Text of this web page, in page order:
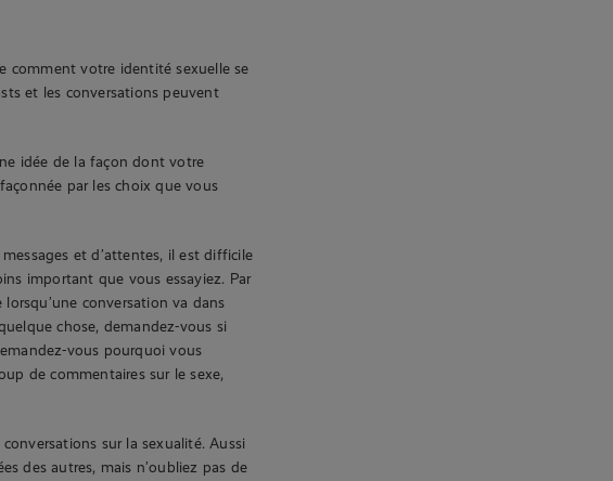
comment votre identité sexuelle se
et les conversations peuvent
idée de la façon dont votre
par les choix que vous
et d’attentes, il est difficile
important que vous essayiez. Par
conversation va dans
chose, demandez-vous si
vous pourquoi vous
de commentaires sur le sexe,
sur la sexualité. Aussi
des autres, mais n’oubliez pas de